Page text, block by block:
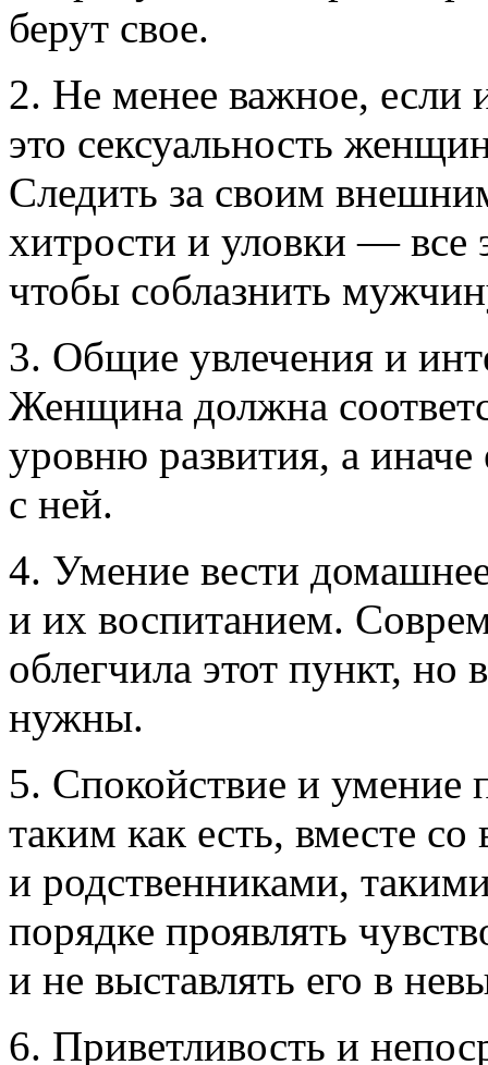
берут свое.
2. Не менее важное, если
это сексуальность
Следить за своим
хитрости и уловки — все
чтобы соблазнить
3. Общие увлечения и
Женщина должна
уровню развития, а
с ней.
4. Умение вести
и их воспитанием.
облегчила этот пункт,
нужны.
5. Спокойствие и умение
таким как есть, вместе
и родственниками,
порядке проявлять
и не выставлять его в
6. Приветливость и